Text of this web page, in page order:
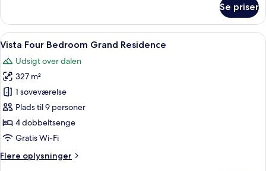
Four
Bedroom
Residence
Se priser
Indlæs
alle
billeder
af
Vista
Four
Bedroom
Grand
Et badeværelse med et fristående
6
Vista Four Bedroom Grand Residence
Udsigt over dalen
327 m²
1 soveværelse
Plads til 9 personer
4 dobbeltsenge
Gratis Wi-Fi
Flere oplysninger
Flere